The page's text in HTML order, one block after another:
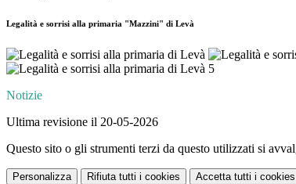
Legalità e sorrisi alla primaria "Mazzini" di Levà
Notizie
Ultima revisione il 20-05-2026
Questo sito o gli strumenti terzi da questo utilizzati si
Personalizza Rifiuta tutti i cookies Accetta tutti i cookies